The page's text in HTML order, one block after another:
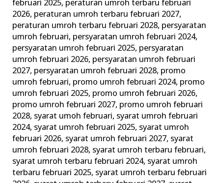
februari 2025, peraturan umroh terbaru februari
2026, peraturan umroh terbaru februari 2027,
peraturan umroh terbaru februari 2028, persyaratan
umroh februari, persyaratan umroh februari 2024,
persyaratan umroh februari 2025, persyaratan
umroh februari 2026, persyaratan umroh februari
2027, persyaratan umroh februari 2028, promo
umroh februari, promo umroh februari 2024, promo
umroh februari 2025, promo umroh februari 2026,
promo umroh februari 2027, promo umroh februari
2028, syarat umoh februari, syarat umroh februari
2024, syarat umroh februari 2025, syarat umroh
februari 2026, syarat umroh februari 2027, syarat
umroh februari 2028, syarat umroh terbaru februari,
syarat umroh terbaru februari 2024, syarat umroh
terbaru februari 2025, syarat umroh terbaru februari